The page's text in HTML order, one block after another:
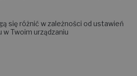
się różnić w zależności od ustawień
w Twoim urządzaniu